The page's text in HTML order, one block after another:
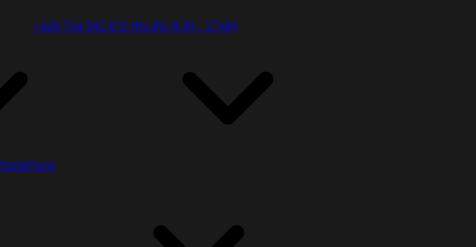
+420 734 592 672 (Po-Pá: 8:30 - 17:00)
Společnost